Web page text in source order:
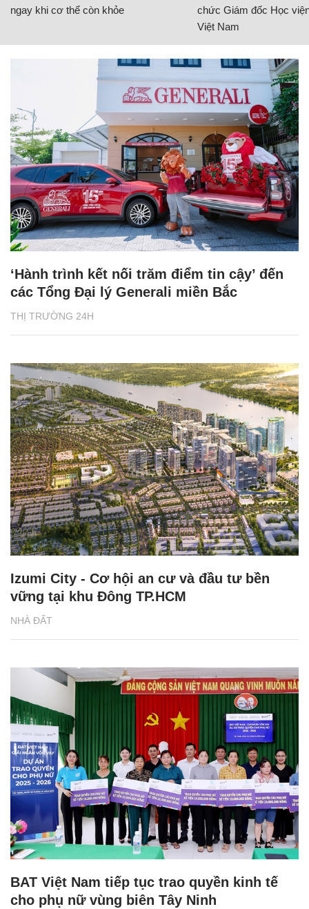
ngay khi cơ thể còn khỏe
chức Giám đốc Học
Việt Nam
THỊ TRƯỜNG 24H
‘Hành trình kết nối trăm điểm tin cậy’ đến
các Tổng Đại lý Generali miền Bắc
NHÀ ĐẤT
Izumi City - Cơ hội an cư và đầu tư bền
vững tại khu Đông TP.HCM
BAT Việt Nam tiếp tục trao quyền kinh tế
cho phụ nữ vùng biên Tây Ninh